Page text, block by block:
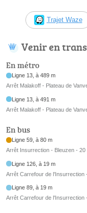
Trajet Waze
Venir en
En métro
Ligne 13, à 489 m
Arrêt Malakoff - Plateau de
Ligne 13, à 491 m
Arrêt Malakoff - Plateau de
En bus
Ligne 59, à 80 m
Arrêt Insurrection - Bleuzen -
Ligne 126, à 19 m
Arrêt Carrefour de l'Insurrection
Ligne 89, à 19 m
Arrêt Carrefour de l'Insurrection